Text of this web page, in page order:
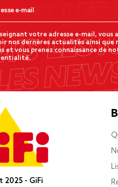
votre adresse e-mail, vous
nos dernères actualités ainsi que
et vous prenez connaissance de
2025 - GiFi